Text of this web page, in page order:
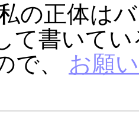
の正体は
て書いて
で、 お願い